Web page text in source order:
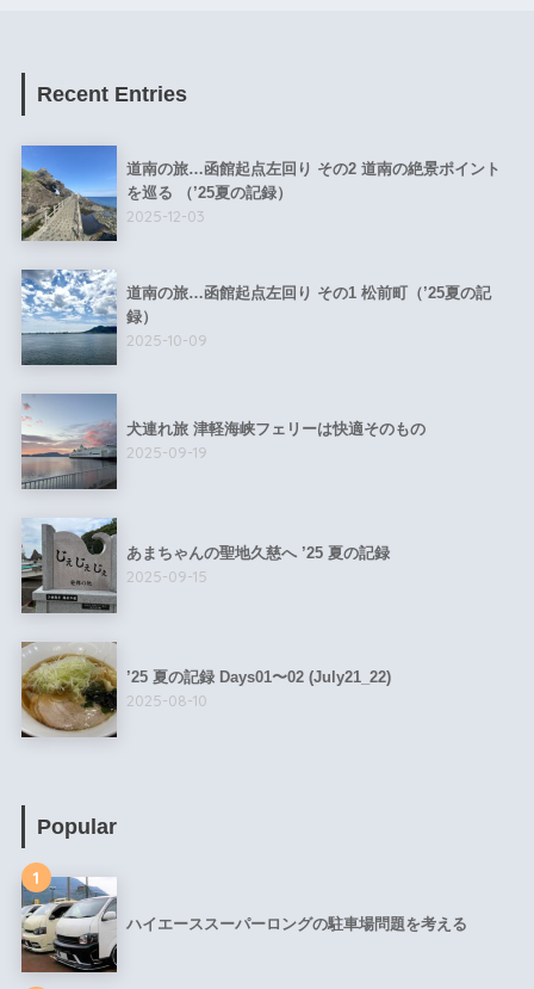
Recent Entries
道南の旅…函館起点左回り その2 道南の絶景ポイント
を巡る （’25夏の記録）
2025-12-03
道南の旅…函館起点左回り その1 松前町（’25夏の記
録）
2025-10-09
犬連れ旅 津軽海峡フェリーは快適そのもの
2025-09-19
あまちゃんの聖地久慈へ ’25 夏の記録
2025-09-15
’25 夏の記録 Days01〜02 (July21_22)
2025-08-10
Popular
1
ハイエーススーパーロングの駐車場問題を考える